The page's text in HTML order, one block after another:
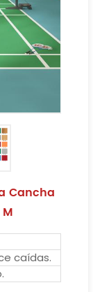
Cancha
caídas.